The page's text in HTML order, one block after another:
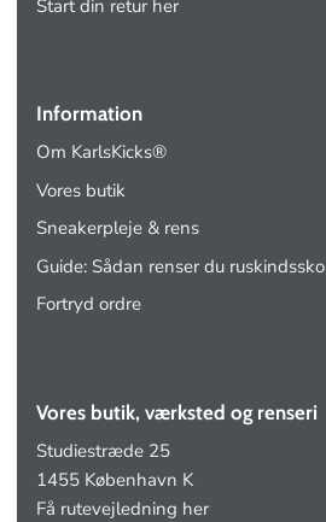
Start din retur her
Information
Om KarlsKicks®
Vores butik
Sneakerpleje & rens
Guide: Sådan renser du ruskindssko
Fortryd ordre
Vores butik, værksted og renseri
Studiestræde 25
1455 København K
Få rutevejledning her